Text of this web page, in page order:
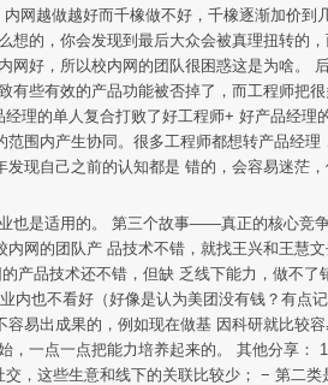
网越做越好而千橡做不好，千橡逐渐加价
想的，你会发现到最后大众会被真理扭转
好，所以校内网的团队很困惑这是为啥。
些有效的产品功能被否掉了，而工程师把
理的单人复合打败了好工程师+ 好产品经
围内产生协同。很多工程师都想转产品经
现自己之前的认知都是 错的，会容易迷茫
也是适用的。 第三个故事——真正的核心竞
网的团队产 品技术不错，就找王兴和王慧
产品技术还不错，但缺 乏线下能力，做不
也不看好（好像是认为美团没有钱？有点
易出成果的，例如现在做基 因科研就比较
一点一点把能力培养起来的。 其他分享
，这些生意和线下的关联比较少； − 第二